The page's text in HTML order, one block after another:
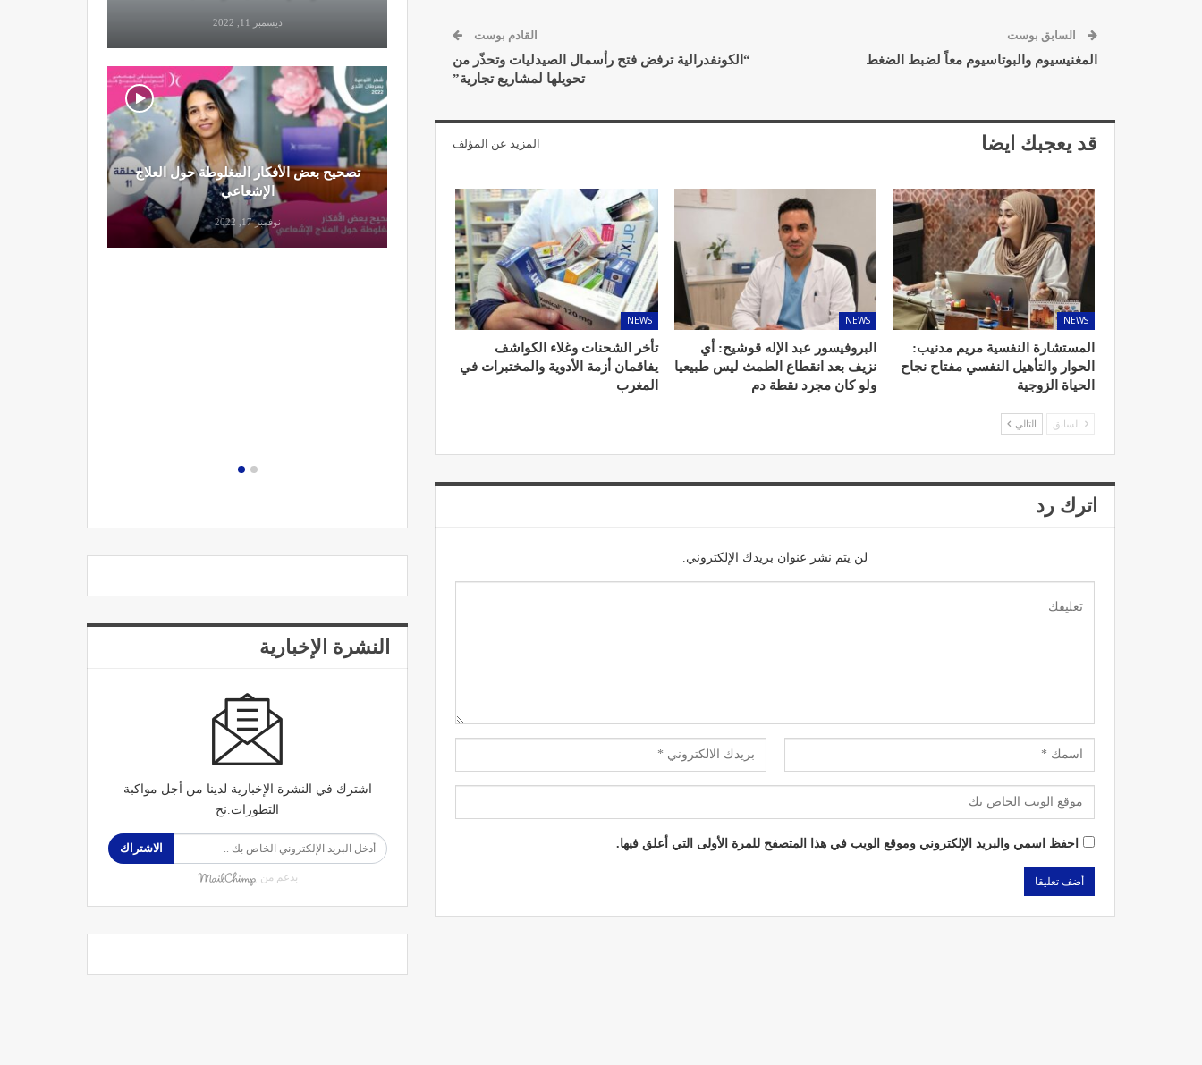
السابق بوست
المغنيسيوم والبوتاسيوم معاً لضبط الضغط
القادم بوست
“الكونفدرالية ترفض فتح رأسمال الصيدليات وتحذّر من
تحويلها لمشاريع تجارية”
قد يعجبك ايضا المزيد عن المؤلف
NEWS
المستشارة النفسية مريم مدنيب:
الحوار والتأهيل النفسي مفتاح نجاح
الحياة الزوجية
NEWS
البروفيسور عبد الإله قوشيح: أي
نزيف بعد انقطاع الطمث ليس طبيعيا
ولو كان مجرد نقطة دم
NEWS
تأخر الشحنات وغلاء الكواشف
يفاقمان أزمة الأدوية والمختبرات في
المغرب
السابق التالي
اترك رد
لن يتم نشر عنوان بريدك الإلكتروني.
احفظ اسمي والبريد الإلكتروني وموقع الويب في هذا المتصفح للمرة الأولى التي أعلق فيها.
الإشعاعي
شعور القلق
يونيو 5, 2023
مصحة الجامعة بأكادير.. منشأة طبيـة بمعايير
ديسمبر 11, 2022
تصحيح بعض الأفكار المغلوطة حول العلاج
الإشعاعي
نوفمبر 17, 2022
النشرة الإخبارية
اشترك في النشرة الإخبارية لدينا من أجل مواكبة
التطورات.نخ
الاشتراك
بدعم من